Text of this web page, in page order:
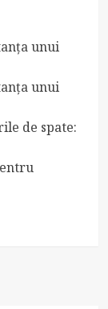
unui
unui
de spate: